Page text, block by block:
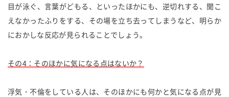
目が泳ぐ、言葉がどもる、といったほかにも、逆切れする、聞こ
えなかったふりをする、その場を立ち去ってしまうなど、明らか
におかしな反応が見られることでしょう。
その4：そのほかに気になる点はないか？
浮気・不倫をしている人は、そのほかにも何かと気になる点が見